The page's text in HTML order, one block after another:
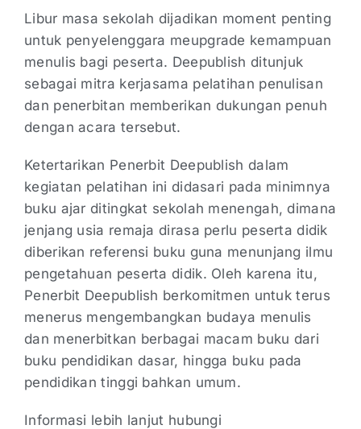
Libur masa sekolah dijadikan moment penting
untuk penyelenggara meupgrade kemampuan
menulis bagi peserta. Deepublish ditunjuk
sebagai mitra kerjasama pelatihan penulisan
dan penerbitan memberikan dukungan penuh
dengan acara tersebut.
Ketertarikan Penerbit Deepublish dalam
kegiatan pelatihan ini didasari pada minimnya
buku ajar ditingkat sekolah menengah, dimana
jenjang usia remaja dirasa perlu peserta didik
diberikan referensi buku guna menunjang ilmu
pengetahuan peserta didik. Oleh karena itu,
Penerbit Deepublish berkomitmen untuk terus
menerus mengembangkan budaya menulis
dan menerbitkan berbagai macam buku dari
buku pendidikan dasar, hingga buku pada
pendidikan tinggi bahkan umum.
Informasi lebih lanjut hubungi